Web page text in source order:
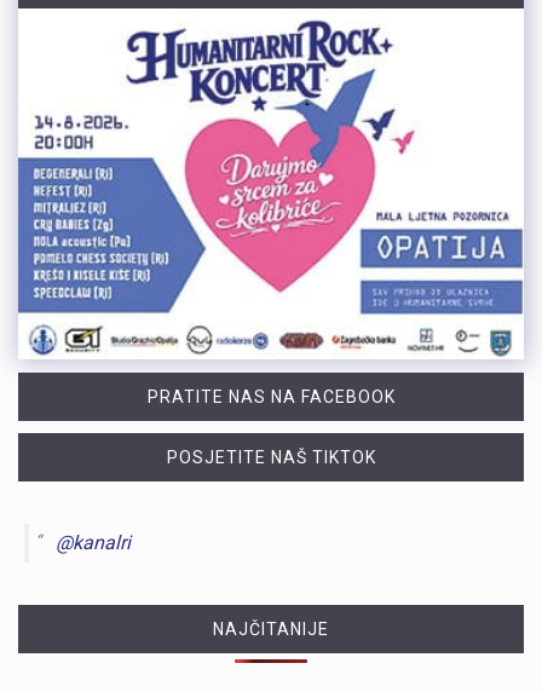
PRATITE NAS NA FACEBOOK
POSJETITE NAŠ TIKTOK
@kanalri
NAJČITANIJE